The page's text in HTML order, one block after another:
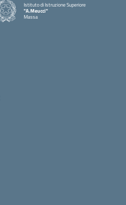
Istituto di Istruzione Superiore
"A.Meucci"
Massa